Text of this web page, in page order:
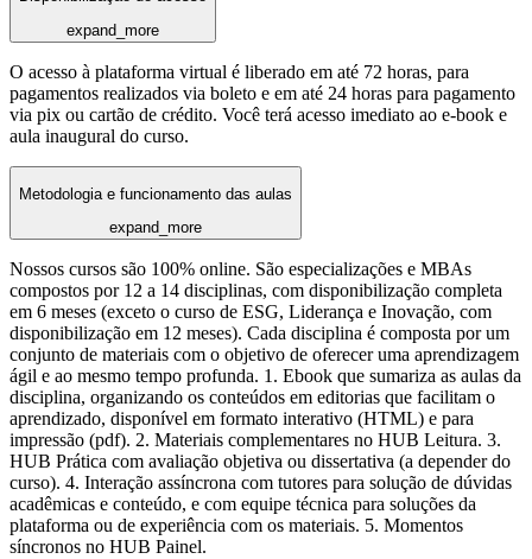
expand_more
O acesso à plataforma virtual é liberado em até 72 horas, para
pagamentos realizados via boleto e em até 24 horas para pagamento
via pix ou cartão de crédito. Você terá acesso imediato ao e-book e
aula inaugural do curso.
Metodologia e funcionamento das aulas
expand_more
Nossos cursos são 100% online. São especializações e MBAs
compostos por 12 a 14 disciplinas, com disponibilização completa
em 6 meses (exceto o curso de ESG, Liderança e Inovação, com
disponibilização em 12 meses). Cada disciplina é composta por um
conjunto de materiais com o objetivo de oferecer uma aprendizagem
ágil e ao mesmo tempo profunda. 1. Ebook que sumariza as aulas da
disciplina, organizando os conteúdos em editorias que facilitam o
aprendizado, disponível em formato interativo (HTML) e para
impressão (pdf). 2. Materiais complementares no HUB Leitura. 3.
HUB Prática com avaliação objetiva ou dissertativa (a depender do
curso). 4. Interação assíncrona com tutores para solução de dúvidas
acadêmicas e conteúdo, e com equipe técnica para soluções da
plataforma ou de experiência com os materiais. 5. Momentos
síncronos no HUB Painel.